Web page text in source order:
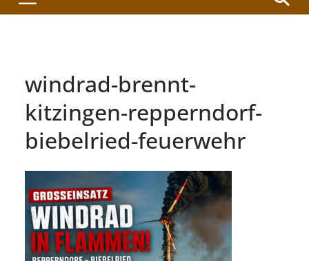
windrad-brennt-
kitzingen-repperndorf-
biebelried-feuerwehr